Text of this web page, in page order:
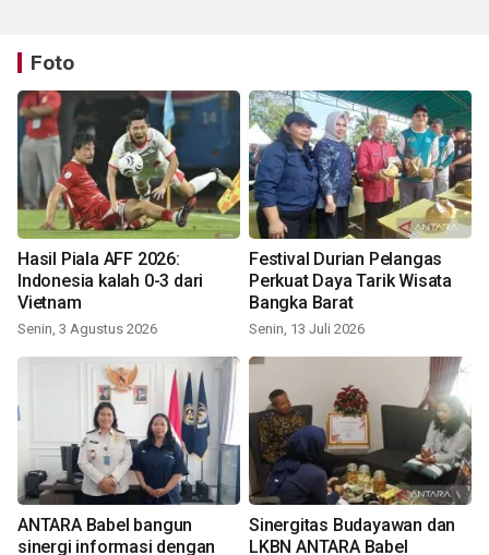
Foto
Hasil Piala AFF 2026:
Indonesia kalah 0-3 dari
Vietnam
Senin, 3 Agustus 2026
Festival Durian Pelangas
Perkuat Daya Tarik Wisata
Bangka Barat
Senin, 13 Juli 2026
ANTARA Babel bangun
sinergi informasi dengan
Sinergitas Budayawan dan
LKBN ANTARA Babel